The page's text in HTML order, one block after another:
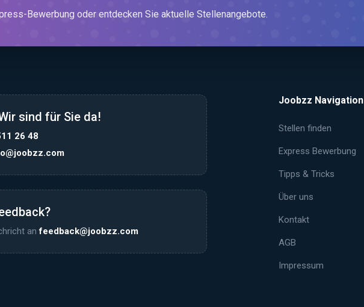
Bewerbung oder entdecken Sie aktuelle Stellenangebote.
sind für Sie da!
26 48
anfeedback@joobzz.com
Joobzz Navigation
Stellen finden
Express Bewerbung
Tipps & Tricks
Über uns
Kontakt
AGB
Impressum